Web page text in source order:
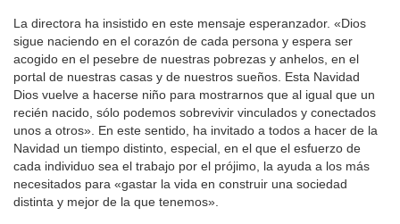
La directora ha insistido en este mensaje esperanzador. «Dios
sigue naciendo en el corazón de cada persona y espera ser
acogido en el pesebre de nuestras pobrezas y anhelos, en el
portal de nuestras casas y de nuestros sueños. Esta Navidad
Dios vuelve a hacerse niño para mostrarnos que al igual que un
recién nacido, sólo podemos sobrevivir vinculados y conectados
unos a otros». En este sentido, ha invitado a todos a hacer de la
Navidad un tiempo distinto, especial, en el que el esfuerzo de
cada individuo sea el trabajo por el prójimo, la ayuda a los más
necesitados para «gastar la vida en construir una sociedad
distinta y mejor de la que tenemos».